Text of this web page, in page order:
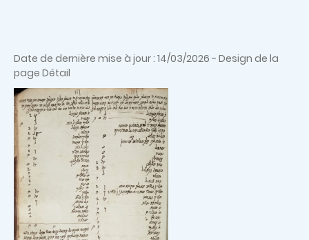
Date de dernière mise à jour : 14/03/2026 - Design de la
page Détail